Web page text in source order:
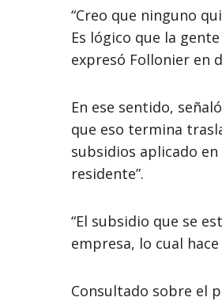
“Creo que ninguno
Es lógico que la
expresó Follonier en
En ese sentido,
que eso termina
subsidios aplicado
residente”.
“El subsidio que se
empresa, lo cual
Consultado sobre el